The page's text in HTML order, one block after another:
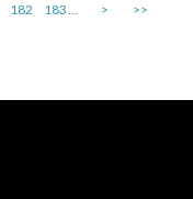
182 183... > >>